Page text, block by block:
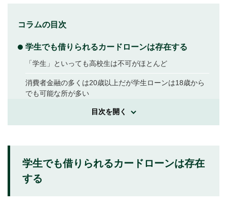
コラムの目次
学生でも借りられるカードローンは存在する
「学生」といっても高校生は不可がほとんど
消費者金融の多くは20歳以上だが学生ローンは18歳から
でも可能な所が多い
学生ローンのデメリット
目次を開く
学生でも借りられるカードローンは存在
する